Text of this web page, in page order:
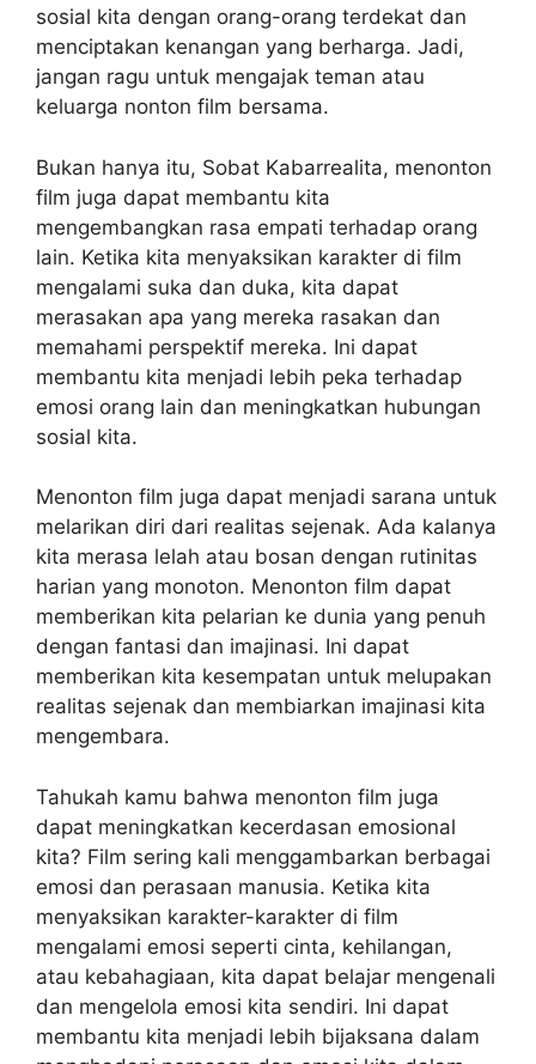
sosial kita dengan orang-orang terdekat dan
menciptakan kenangan yang berharga. Jadi,
jangan ragu untuk mengajak teman atau
keluarga nonton film bersama.
Bukan hanya itu, Sobat Kabarrealita, menonton
film juga dapat membantu kita
mengembangkan rasa empati terhadap orang
lain. Ketika kita menyaksikan karakter di film
mengalami suka dan duka, kita dapat
merasakan apa yang mereka rasakan dan
memahami perspektif mereka. Ini dapat
membantu kita menjadi lebih peka terhadap
emosi orang lain dan meningkatkan hubungan
sosial kita.
Menonton film juga dapat menjadi sarana untuk
melarikan diri dari realitas sejenak. Ada kalanya
kita merasa lelah atau bosan dengan rutinitas
harian yang monoton. Menonton film dapat
memberikan kita pelarian ke dunia yang penuh
dengan fantasi dan imajinasi. Ini dapat
memberikan kita kesempatan untuk melupakan
realitas sejenak dan membiarkan imajinasi kita
mengembara.
Tahukah kamu bahwa menonton film juga
dapat meningkatkan kecerdasan emosional
kita? Film sering kali menggambarkan berbagai
emosi dan perasaan manusia. Ketika kita
menyaksikan karakter-karakter di film
mengalami emosi seperti cinta, kehilangan,
atau kebahagiaan, kita dapat belajar mengenali
dan mengelola emosi kita sendiri. Ini dapat
membantu kita menjadi lebih bijaksana dalam